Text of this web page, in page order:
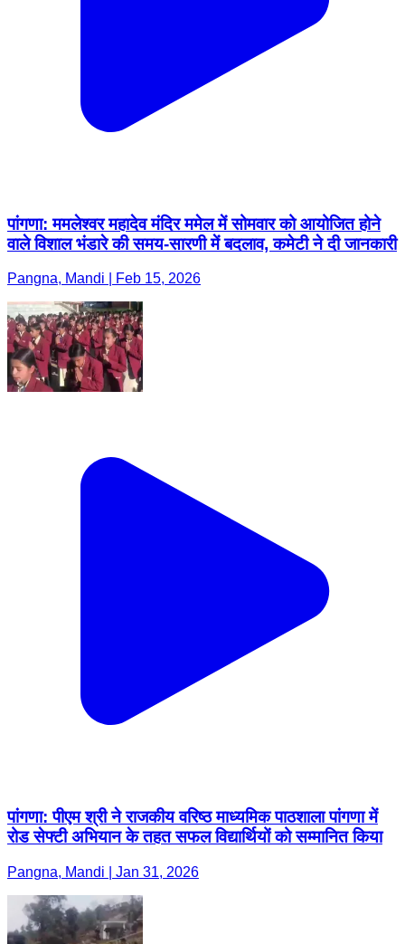
पांगणा: ममलेश्वर महादेव मंदिर ममेल में सोमवार को आयोजित होने
वाले विशाल भंडारे की समय-सारणी में बदलाव, कमेटी ने दी जानकारी
Pangna, Mandi | Feb 15, 2026
पांगणा: पीएम श्री ने राजकीय वरिष्ठ माध्यमिक पाठशाला पांगणा में
रोड सेफ्टी अभियान के तहत सफल विद्यार्थियों को सम्मानित किया
Pangna, Mandi | Jan 31, 2026